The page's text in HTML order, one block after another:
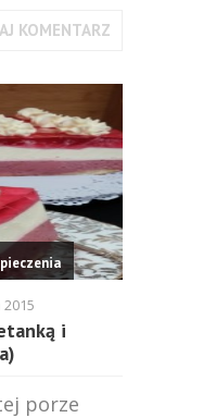
KOMENTARZ
i
porze